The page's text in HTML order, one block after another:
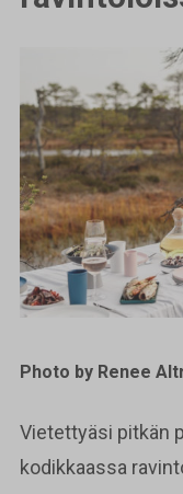
Photo by Renee
Vietettyäsi pitkän
kodikkaassa